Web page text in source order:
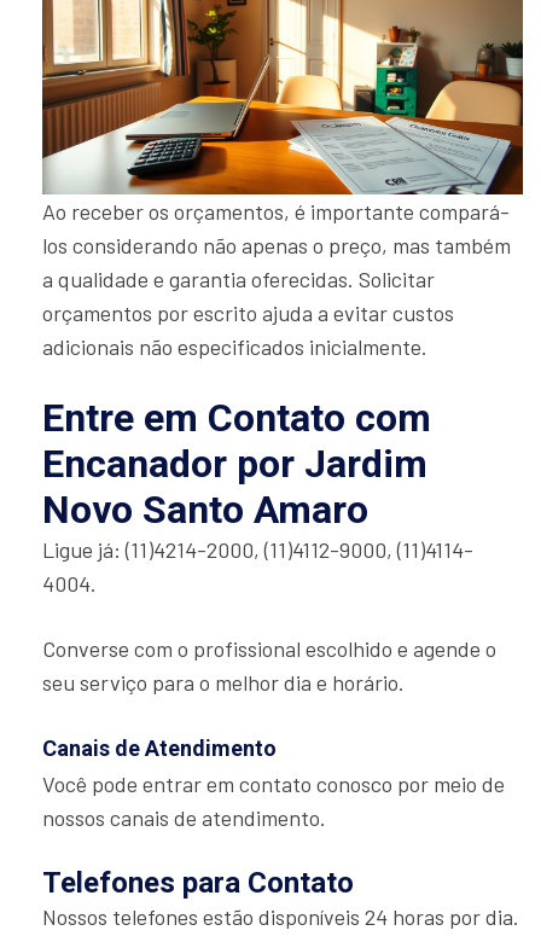
Ao receber os orçamentos, é importante compará-
los considerando não apenas o preço, mas também
a qualidade e garantia oferecidas. Solicitar
orçamentos por escrito ajuda a evitar custos
adicionais não especificados inicialmente.
Entre em Contato com
Encanador por Jardim
Novo Santo Amaro
Ligue já: (11)4214-2000, (11)4112-9000, (11)4114-
4004.
Converse com o profissional escolhido e agende o
seu serviço para o melhor dia e horário.
Canais de Atendimento
Você pode entrar em contato conosco por meio de
nossos canais de atendimento.
Telefones para Contato
Nossos telefones estão disponíveis 24 horas por dia.